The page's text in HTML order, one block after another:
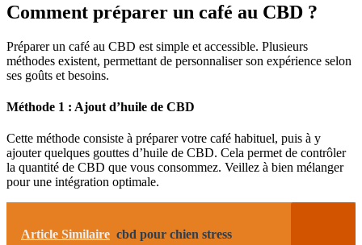
Comment préparer un café au CBD ?
Préparer un café au CBD est simple et accessible. Plusieurs
méthodes existent, permettant de personnaliser son expérience selon
ses goûts et besoins.
Méthode 1 : Ajout d’huile de CBD
Cette méthode consiste à préparer votre café habituel, puis à y
ajouter quelques gouttes d’huile de CBD. Cela permet de contrôler
la quantité de CBD que vous consommez. Veillez à bien mélanger
pour une intégration optimale.
Article Similaire cbd pour chien stress